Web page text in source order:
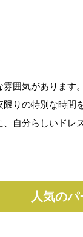
囲気があります
限りの特別な時間
自分らしいドレ
人気の